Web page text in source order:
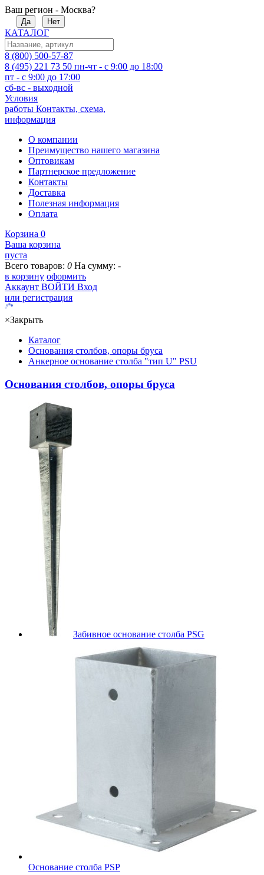
Ваш регион - Москва?
Да Нет
КАТАЛОГ
8 (800) 500-57-87
8 (495) 221 73 50 пн-чт - с 9:00 до 18:00
пт - с 9:00 до 17:00
сб-вс - выходной
Условия
работы Контакты, схема,
информация
О компании
Преимущество нашего магазина
Оптовикам
Партнерское предложение
Контакты
Доставка
Полезная информация
Оплата
Корзина 0
Ваша корзина
пуста
Всего товаров: 0 На сумму: -
в корзину оформить
Аккаунт ВОЙТИ Вход
или регистрация
×Закрыть
Каталог
Основания столбов, опоры бруса
Анкерное основание столба "тип U" PSU
Основания столбов, опоры бруса
Забивное основание столба PSG
Основание столба PSP